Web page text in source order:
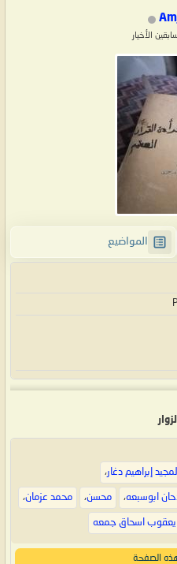
الأخيار
المواضيع
إبراهيم دغار،
ابوسبعه، محسن، محمد عزمان،
يعقوب اسحاق جمعه
الصفحة